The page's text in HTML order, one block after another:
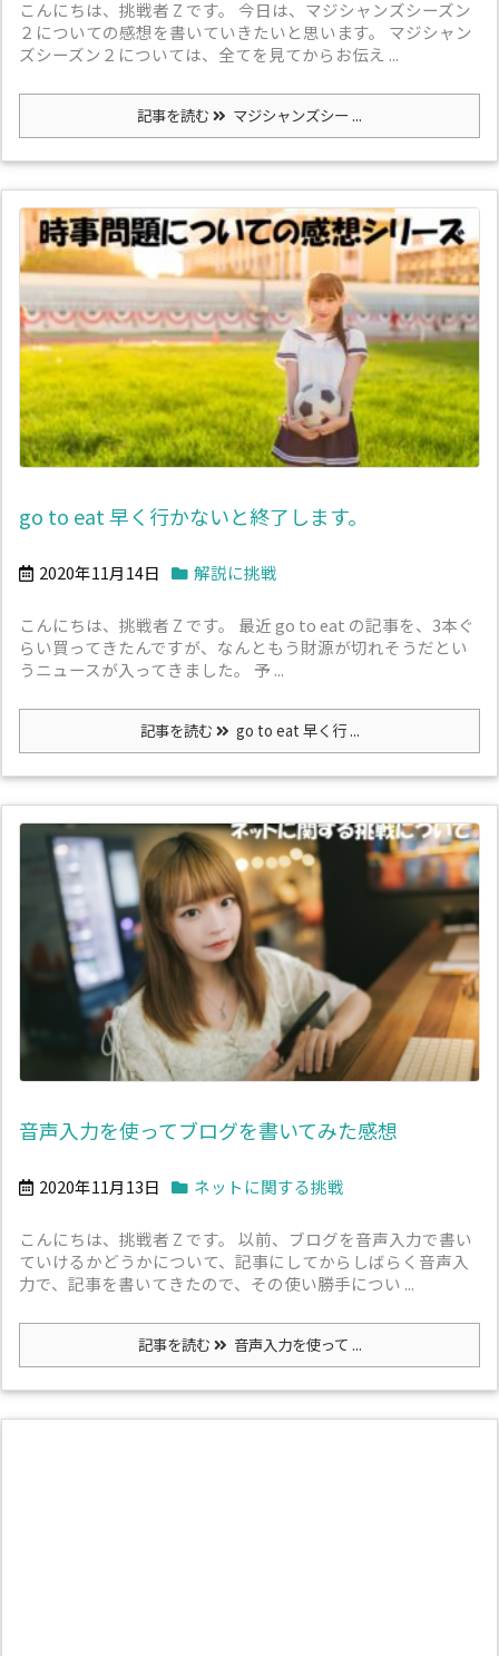
こんにちは、挑戦者 Z です。 今日は、マジシャンズシーズン
２についての感想を書いていきたいと思います。 マジシャン
ズシーズン２については、全てを見てからお伝え ...
記事を読む マジシャンズシー ...
go to eat 早く行かないと終了します。
2020年11月14日 解説に挑戦
こんにちは、挑戦者 Z です。 最近 go to eat の記事を、3本ぐ
らい買ってきたんですが、なんともう財源が切れそうだとい
うニュースが入ってきました。 予 ...
記事を読む go to eat 早く行 ...
音声入力を使ってブログを書いてみた感想
2020年11月13日 ネットに関する挑戦
こんにちは、挑戦者 Z です。 以前、ブログを音声入力で書い
ていけるかどうかについて、記事にしてからしばらく音声入
力で、記事を書いてきたので、その使い勝手につい ...
記事を読む 音声入力を使って ...